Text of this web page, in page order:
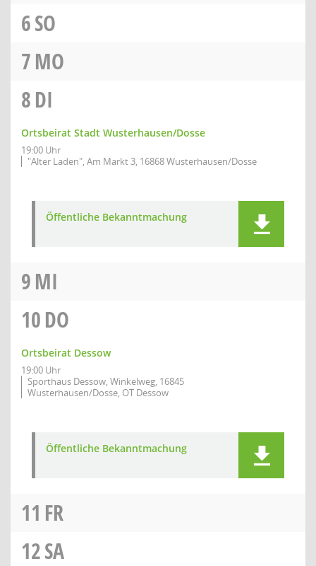
6SO
7MO
8DI
Ortsbeirat Stadt Wusterhausen/Dosse
19:00 Uhr
"Alter Laden", Am Markt 3, 16868 Wusterhausen/Dosse
Öffentliche Bekanntmachung
9MI
10DO
Ortsbeirat Dessow
19:00 Uhr
Sporthaus Dessow, Winkelweg, 16845
Wusterhausen/Dosse, OT Dessow
Öffentliche Bekanntmachung
11 FR
12SA